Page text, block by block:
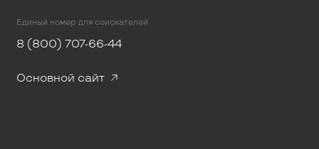
Единый номер для соискателей
8 (800) 707-66-44
Основной сайт